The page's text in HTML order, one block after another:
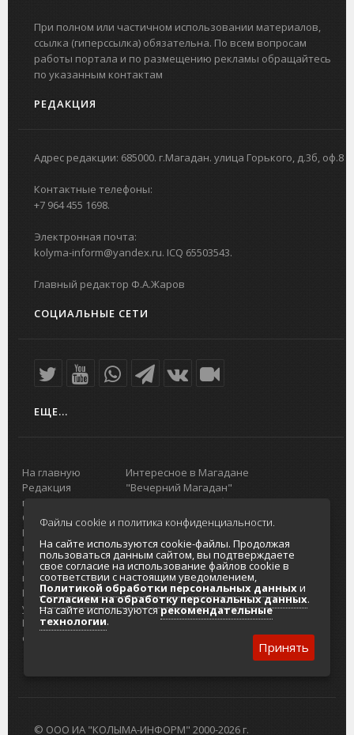
При полном или частичном использовании материалов,
ссылка (гиперссылка) обязательна. По всем вопросам
работы портала и по размещению рекламы обращайтесь
по указанным контактам
РЕДАКЦИЯ
Адрес редакции: 685000. г.Магадан. улица Горького, д.3б, оф.8
Контактные телефоны:
+7 964 455 1698.
Электронная почта:
kolyma-inform@yandex.ru. ICQ 65503543.
Главный редактор Ф.А.Жаров
СОЦИАЛЬНЫЕ СЕТИ
ЕЩЕ...
На главную
Редакция
портала
О проекте
Реклама на
портале
Отзывы и
предложения
Интернет-
услуги
Разработка
сайтов
Интересное в Магадане
"Вечерний Магадан"
Городская доска объявлений
Реклама
Главный туристический портал
Колымы
Политика в отношении обработки
персональных данных
Согласие на обработку персональных
данных
© ООО ИА "КОЛЫМА-ИНФОРМ" 2000-2026 г.
Файлы cookie и политика конфиденциальности.
На сайте используются cookie-файлы. Продолжая
пользоваться данным сайтом, вы подтверждаете
свое согласие на использование файлов cookie в
соответствии с настоящим уведомлением,
Политикой обработки персональных данныхи
Согласием на обработку персональных данных.
На сайте используютсярекомендательные
технологии.
Принять